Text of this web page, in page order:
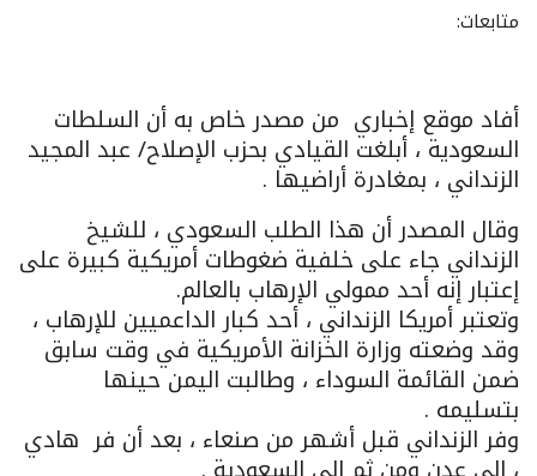
متابعات:
أفاد موقع إخباري من مصدر خاص به أن السلطات
السعودية ، أبلغت القيادي بحزب الإصلاح/ عبد المجيد
الزنداني ، بمغادرة أراضيها .
وقال المصدر أن هذا الطلب السعودي ، للشيخ
الزنداني جاء على خلفية ضغوطات أمريكية كبيرة على
إعتبار إنه أحد ممولي الإرهاب بالعالم.
وتعتبر أمريكا الزنداني ، أحد كبار الداعميين للإرهاب ،
وقد وضعته وزارة الخزانة الأمريكية في وقت سابق
ضمن القائمة السوداء ، وطالبت اليمن حينها
بتسليمه .
وفر الزنداني قبل أشهر من صنعاء ، بعد أن فر هادي